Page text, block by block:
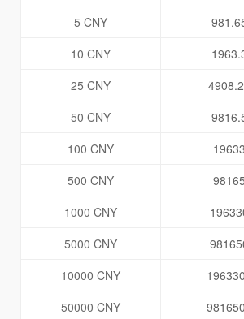
5 CNY
10 CNY
25 CNY
50 CNY
100 CNY
500 CNY
1000 CNY
5000 CNY
10000 CNY
50000 CNY